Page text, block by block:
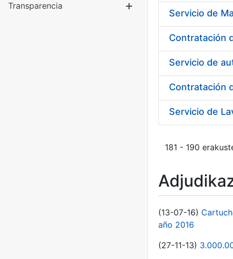
Transparencia Erakutsi/
Servicio de
Servicio de
Contratación
181 - 190
(13-07-16)
año 2016
(27-11-13)